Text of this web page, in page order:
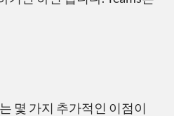
몇 가지 추가적인 이점이